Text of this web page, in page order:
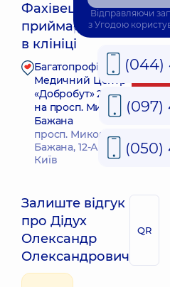
Фахівець
приймає
в клініці
Найближчий час
Багатопрофільний
Медичний Центр
«Добробут» 24/7
на просп. Миколи
Бажана
просп. Миколи
Бажана, 12-А, м.
Київ
Залиште відгук
про Дідух
Олександр
Олександрович
QR
Відправляючи
з Угодою
(044)
(097)
(050)